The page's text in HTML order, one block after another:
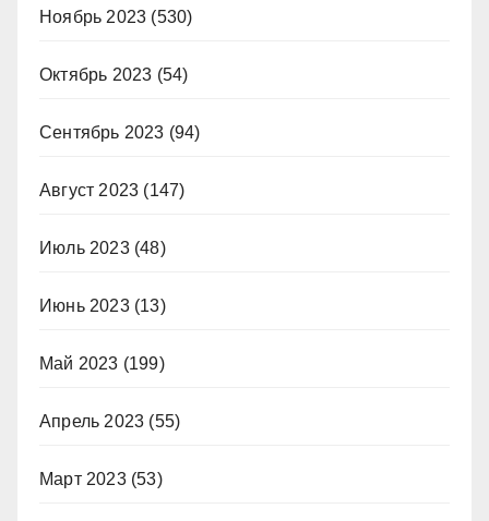
Ноябрь 2023 (530)
Октябрь 2023 (54)
Сентябрь 2023 (94)
Август 2023 (147)
Июль 2023(48)
Июнь 2023(13)
Май 2023 (199)
Апрель 2023 (55)
Март 2023(53)